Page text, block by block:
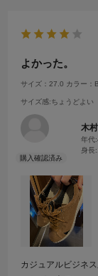
よかった。
サイズ：27.0 カラー：
サイズ感:ちょうどよい
木
年代:
身長:
カジュアルビジネ